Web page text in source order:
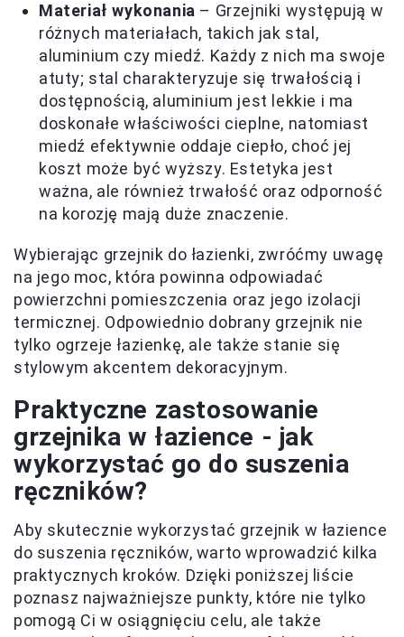
Materiał wykonania – Grzejniki występują w
różnych materiałach, takich jak stal,
aluminium czy miedź. Każdy z nich ma swoje
atuty; stal charakteryzuje się trwałością i
dostępnością, aluminium jest lekkie i ma
doskonałe właściwości cieplne, natomiast
miedź efektywnie oddaje ciepło, choć jej
koszt może być wyższy. Estetyka jest
ważna, ale również trwałość oraz odporność
na korozję mają duże znaczenie.
Wybierając grzejnik do łazienki, zwróćmy uwagę
na jego moc, która powinna odpowiadać
powierzchni pomieszczenia oraz jego izolacji
termicznej. Odpowiednio dobrany grzejnik nie
tylko ogrzeje łazienkę, ale także stanie się
stylowym akcentem dekoracyjnym.
Praktyczne zastosowanie
grzejnika w łazience - jak
wykorzystać go do suszenia
ręczników?
Aby skutecznie wykorzystać grzejnik w łazience
do suszenia ręczników, warto wprowadzić kilka
praktycznych kroków. Dzięki poniższej liście
poznasz najważniejsze punkty, które nie tylko
pomogą Ci w osiągnięciu celu, ale także